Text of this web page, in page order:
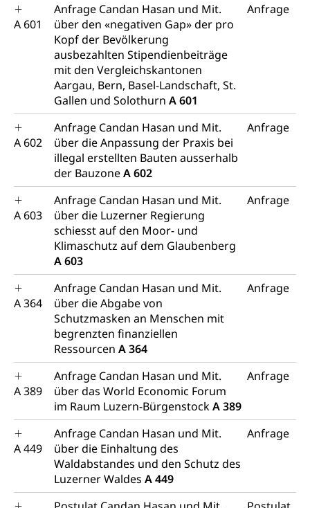
A 601
Anfrage Candan Hasan und Mit.
über den «negativen Gap» der pro
Kopf der Bevölkerung
ausbezahlten Stipendienbeiträge
mit den Vergleichskantonen
Aargau, Bern, Basel-Landschaft, St.
Gallen und Solothurn A 601
Anfrage
A 602
Anfrage Candan Hasan und Mit.
über die Anpassung der Praxis bei
illegal erstellten Bauten ausserhalb
der BauzoneA 602
Anfrage
A 603
Anfrage Candan Hasan und Mit.
über die Luzerner Regierung
schiesst auf den Moor- und
Klimaschutz auf dem Glaubenberg
A 603
Anfrage
A 364
Anfrage Candan Hasan und Mit.
über die Abgabe von
Schutzmasken an Menschen mit
begrenzten finanziellen
Ressourcen A 364
Anfrage
A 389
Anfrage Candan Hasan und Mit.
über das World Economic Forum
im Raum Luzern-BürgenstockA 389
Anfrage
A 449
Anfrage Candan Hasan und Mit.
über die Einhaltung des
Waldabstandes und den Schutz des
Luzerner Waldes A 449
Anfrage